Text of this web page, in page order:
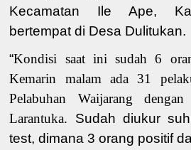
Kecamatan Ile Ape,
bertempat di Desa Dulitukan.
“Kondisi saat ini sudah 6
Kemarin malamada 31
Pelabuhan Waijarang
dengan
Larantuka. Sudah diukur
test, dimana 3 orang positif